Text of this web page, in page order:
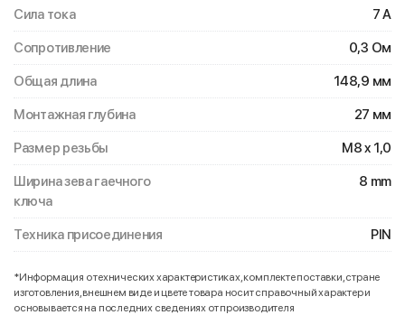
Сила тока 7 A
Сопротивление 0,3 Ом
Общая длина 148,9 мм
Монтажная глубина 27 мм
Размер резьбы M8 x 1,0
Ширина зева гаечного
ключа
8 mm
Техника присоединения PIN
*Информация о технических характеристиках, комплекте поставки, стране
изготовления, внешнем виде и цвете товара носит справочный характер и
основывается на последних сведениях от производителя